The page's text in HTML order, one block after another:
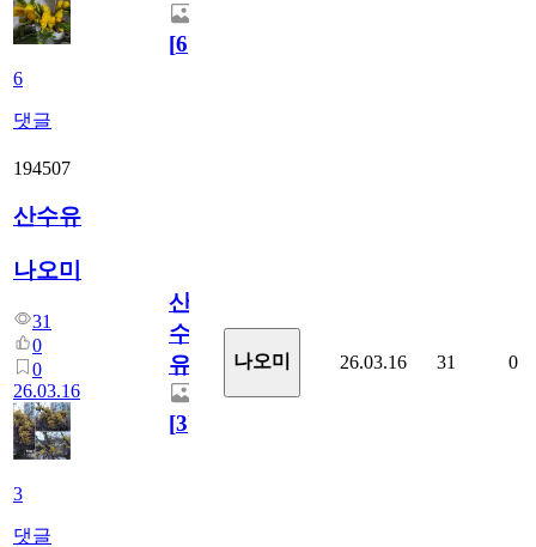
6
댓글
[6]
194507
산수유
나오미
31
0
0
26.03.16
3
댓글
산
수
유
[3]
나오미 26.03.16 31 0